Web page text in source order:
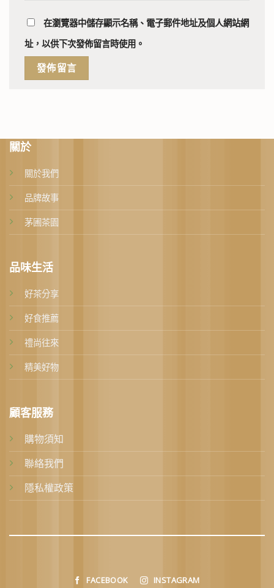
在瀏覽器中儲存顯示名稱、電子郵件地址及個人網站網
址，以供下次發佈留言時使用。
關於
關於我們
品牌故事
茅圃茶園
品味生活
好茶分享
好食推薦
禮尚往來
精美好物
顧客服務
購物須知
聯絡我們
隱私權政策
FACEBOOK INSTAGRAM